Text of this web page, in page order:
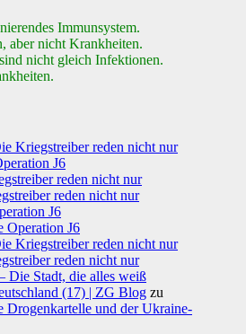
Immunsystem.
aber nicht Krankheiten.
nicht gleich Infektionen.
Kriegstreiber reden nicht nur
J6
reden nicht nur
reden nicht nur
J6
Operation J6
Kriegstreiber reden nicht nur
reden nicht nur
Die Stadt, die alles weiß
(17) | ZG Blog zu
Drogenkartelle und der Ukraine-